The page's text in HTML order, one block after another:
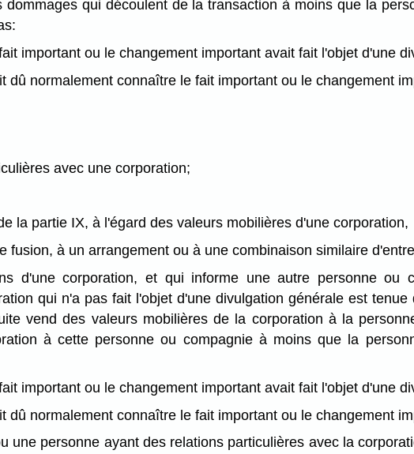
qui découlent de la transaction à moins que la
important ou le changement important avait fait l'objet d'une
dû normalement connaître le fait important ou le changement
avec une corporation;
la partie IX, à l'égard des valeurs mobilières d'une corporation,
fusion, à un arrangement ou à une combinaison similaire
d'une corporation, et qui informe une autre personne ou
qui n'a pas fait l'objet d'une divulgation générale est
vend des valeurs mobilières de la corporation à la
à cette personne ou compagnie à moins que la
important ou le changement important avait fait l'objet d'une
normalement connaître le fait important ou le changement
une personne ayant des relations particulières avec la